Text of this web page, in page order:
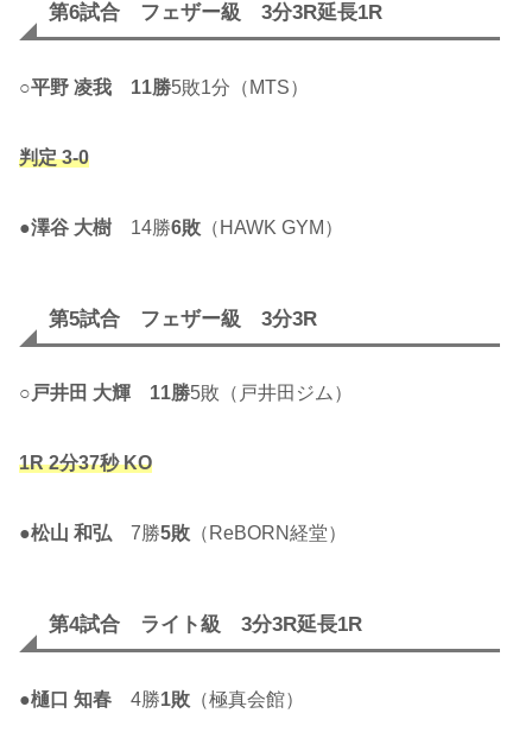
第6試合 フェザー級 3分3R延長1R
○平野 凌我 11勝5敗1分（MTS）
判定 3-0
●澤谷 大樹 14勝6敗 （HAWK GYM）
第5試合 フェザー級 3分3R
○ 戸井田 大輝 11勝5敗（戸井田ジム）
1R 2分37秒 KO
●松山 和弘 7勝5敗 （ReBORN経堂）
第4試合 ライト級 3分3R延長1R
●樋口 知春 4勝1敗 （極真会館）